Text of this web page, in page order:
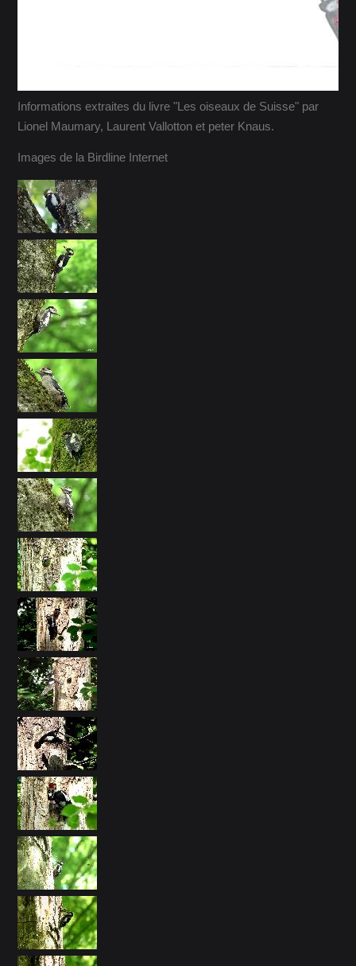
Informations extraites du livre "Les oiseaux de Suisse" par
Lionel Maumary, Laurent Vallotton et peter Knaus.
Images de la Birdline Internet